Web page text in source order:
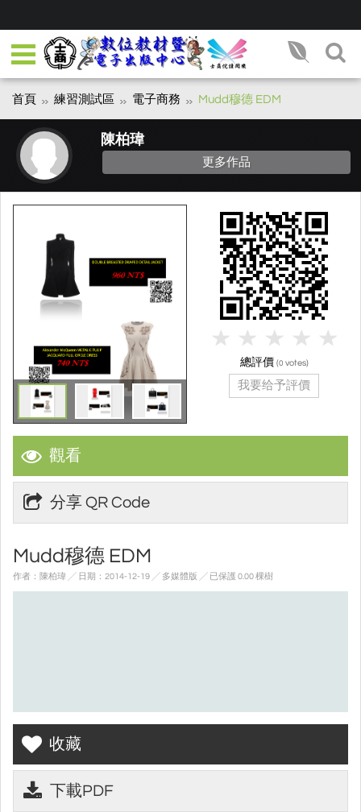
首頁 練習測試區 電子商務 Mudd穆德 EDM
陳柏瑋
更多作品
觀看
分享 QR Code
Mudd穆德 EDM
作者：陳柏瑋 ╱ 日期：2014-12-19 ╱ 多媒體版 ╱ 已保護 0.00 棵樹
收藏
下載PDF
總評價 (0 votes)
我要给予評價